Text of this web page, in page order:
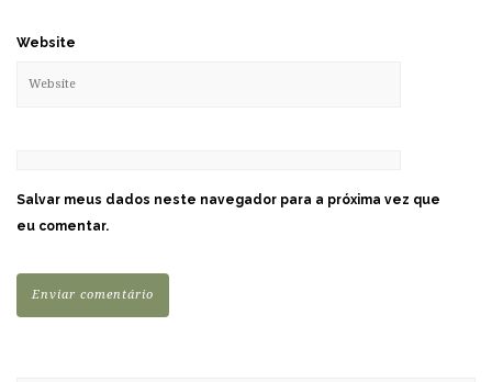
Website
Salvar meus dados neste navegador para a próxima vez que
eu comentar.